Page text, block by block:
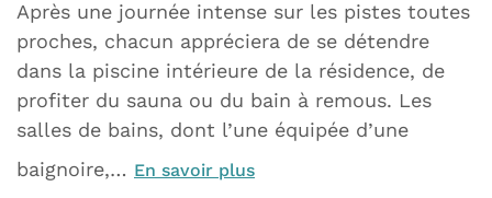
Après une journée intense sur les pistes toutes
proches, chacun appréciera de se détendre
dans la piscine intérieure de la résidence, de
profiter du sauna ou du bain à remous. Les
salles de bains, dont l’une équipée d’une
baignoire,… En savoir plus